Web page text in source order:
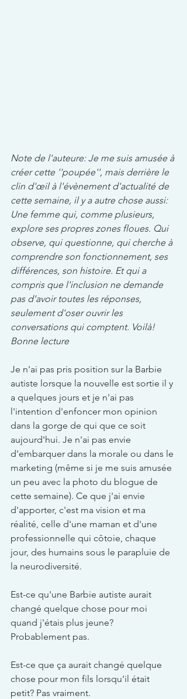
Note de l'auteure: Je me suis amusée à
créer cette ''poupée'', mais derrière le
clin d'œil à l'évènement d'actualité de
cette semaine, il y a autre chose aussi:
Une femme qui, comme plusieurs,
explore ses propres zones floues. Qui
observe, qui questionne, qui cherche à
comprendre son fonctionnement, ses
différences, son histoire. Et qui a
compris que l'inclusion ne demande
pas d’avoir toutes les réponses,
seulement d'oser ouvrir les
conversations qui comptent. Voilà!
Bonne lecture
Je n'ai pas pris position sur la Barbie
autiste lorsque la nouvelle est sortie il y
a quelques jours et je n'ai pas
l'intention d'enfoncer mon opinion
dans la gorge de qui que ce soit
aujourd'hui. Je n'ai pas envie
d'embarquer dans la morale ou dans le
marketing (même si je me suis amusée
un peu avec la photo du blogue de
cette semaine). Ce que j'ai envie
d'apporter, c'est ma vision et ma
réalité, celle d'une maman et d'une
professionnelle qui côtoie, chaque
jour, des humains sous le parapluie de
la neurodiversité.
Est-ce qu'une Barbie autiste aurait
changé quelque chose pour moi
quand j'étais plus jeune?
Probablement pas.
Est-ce que ça aurait changé quelque
chose pour mon fils lorsqu'il était
petit? Pas vraiment.